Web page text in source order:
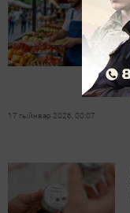
17 гыйнвар 2026, 00:07